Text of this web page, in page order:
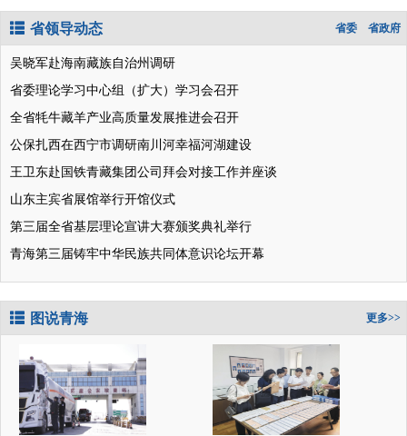
省领导动态 省政府
省委
吴晓军赴海南藏族自治州调研
省委理论学习中心组（扩大）学习会召开
全省牦牛藏羊产业高质量发展推进会召开
公保扎西在西宁市调研南川河幸福河湖建设
王卫东赴国铁青藏集团公司拜会对接工作并座谈
山东主宾省展馆举行开馆仪式
第三届全省基层理论宣讲大赛颁奖典礼举行
青海第三届铸牢中华民族共同体意识论坛开幕
图说青海 更多>>